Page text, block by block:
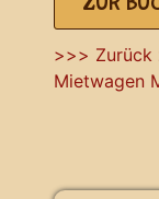
>>> Zurück
Mietwagen